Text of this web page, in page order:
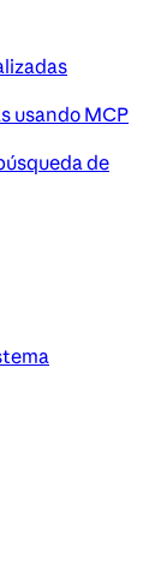
usando MCP
de